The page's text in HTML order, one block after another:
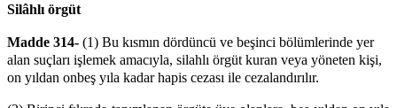
Silâhlı örgüt
Madde 314- (1) Bu kısmın dördüncü ve beşinci bölümlerinde yer
alan suçları işlemek amacıyla, silahlı örgüt kuran veya yöneten kişi,
on yıldan onbeş yıla kadar hapis cezası ile cezalandırılır.